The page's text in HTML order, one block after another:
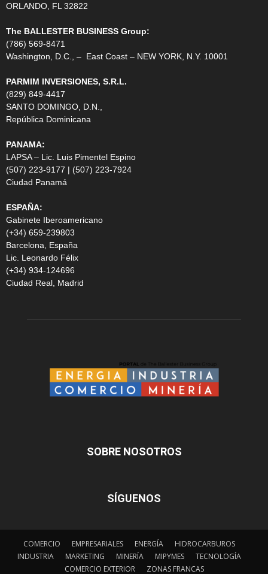
ORLANDO, FL 32822
The BALLESTER BUSINESS Group:
(786) 569-8471
Washington, D.C., – East Coast – NEW YORK, N.Y. 10001
PARMIM INVERSIONES, S.R.L.
(829) 849-4417
SANTO DOMINGO, D.N.,
República Dominicana
PANAMA:
LAPSA – Lic. Luis Pimentel Espino
(507) 223-9177 | (507) 223-7924
Ciudad Panamá
ESPAÑA:
Gabinete Iberoamericano
(+34) 659-239803
Barcelona, España
Lic. Leonardo Félix
(+34) 934-124696
Ciudad Real, Madrid
SOBRE NOSOTROS
SÍGUENOS
COMERCIO EMPRESARIALES ENERGÍA
HIDROCARBUROS
INDUSTRIA
MARKETING MINERÍA MIPYMES
TECNOLOGÍA
COMERCIO EXTERIOR
ZONAS FRANCAS